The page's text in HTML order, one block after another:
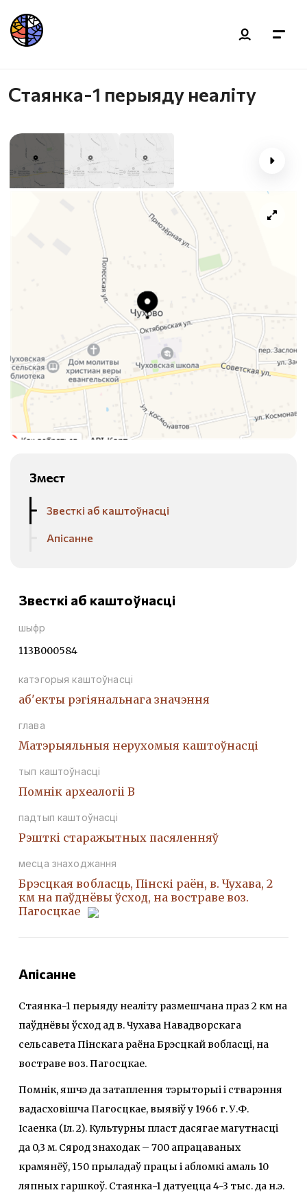
Стаянка-1 перыяду неаліту
Змест
Звесткі аб каштоўнасці
Апісанне
Звесткі аб каштоўнасці
шыфр
113В000584
катэгорыя каштоўнасці
аб'екты рэгіянальнага значэння
глава
Матэрыяльныя нерухомыя каштоўнасці
тып каштоўнасці
Помнiк археалогii В
падтып каштоўнасці
Рэшткi старажытных пасяленняў
месца знаходжання
Брэсцкая вобласць, Пінскі раён, в. Чухава, 2
км на паўднёвы ўсход, на востраве воз.
Пагосцкае
Апісанне
Стаянка-1 перыяду неаліту размешчана праз 2 км на
паўднёвы ўсход ад в. Чухава Навадворскага
сельсавета Пінскага раёна Брэсцкай вобласці, на
востраве воз. Пагосцкае.
Помнік, яшчэ да затаплення тэрыторыі і стварэння
вадасховішча Пагосцкае, выявіў у 1966 г. У.Ф.
Ісаенка (Іл. 2). Культурны пласт дасягае магутнасці
да 0,3 м. Сярод знаходак – 700 апрацаваных
крамянёў, 150 прыладаў працы і абломкі амаль 10
ляпных гаршкоў. Стаянка-1 датуецца 4-3 тыс. да н.э.